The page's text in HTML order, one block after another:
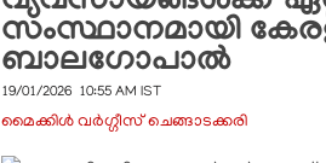
സംസ്ഥാനമായി
ബാലഗോപാൽ
19/01/2026 10:55 AM IST
മൈക്കിള്‍ വര്‍ഗ്ഗീസ് ചെങ്ങാടക്കരി